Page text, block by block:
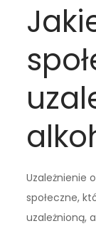
Uzależnienie
społeczne,
uzależnioną,